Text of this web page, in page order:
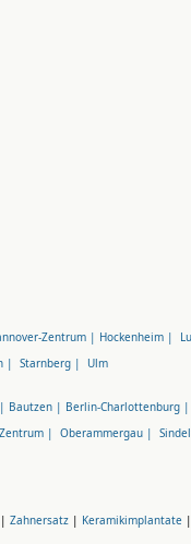
Zentrum | Hockenheim |
| Starnberg | Ulm
Bautzen | Berlin-Charlottenburg |
| Oberammergau |
| Zahnersatz | Keramikimplantate |